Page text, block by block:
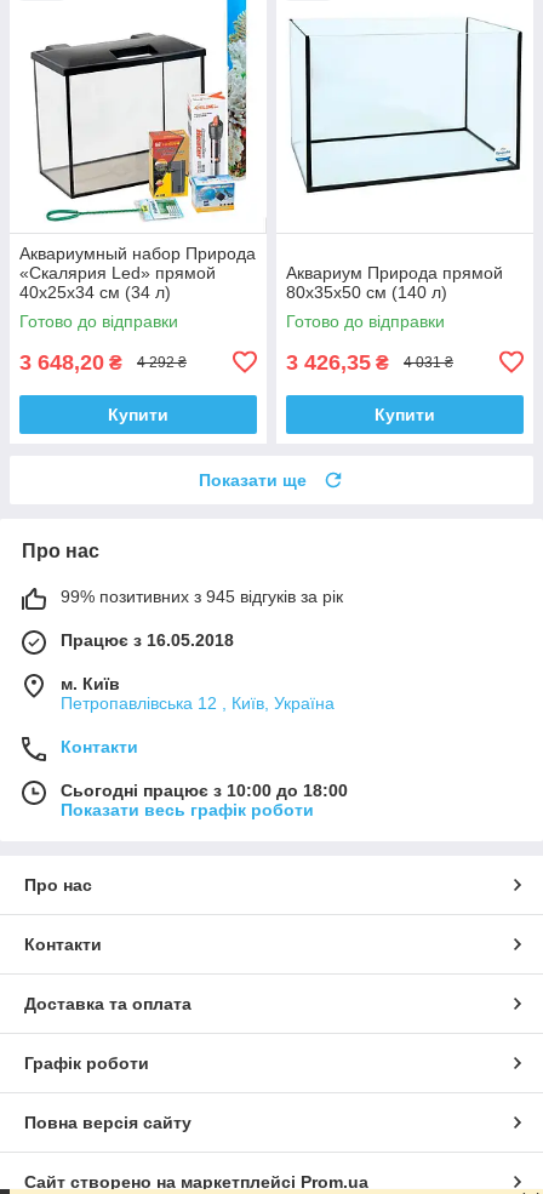
Аквариумный набор Природа
«Скалярия Led» прямой
40х25х34 см (34 л)
Готово до відправки
3 648,20 ₴ 4 292 ₴
Купити
Аквариум Природа прямой
80x35х50 см (140 л)
Готово до відправки
3 426,35 ₴ 4 031 ₴
Купити
Показати ще
Про нас
99% позитивних з 945 відгуків за рік
Працює з 16.05.2018
м. Київ
Петропавлівська 12 , Київ, Україна
Контакти
Сьогодні працює з 10:00 до 18:00
Показати весь графік роботи
Про нас
Контакти
Доставка та оплата
Графік роботи
Повна версія сайту
Сайт створено на маркетплейсі Prom.ua